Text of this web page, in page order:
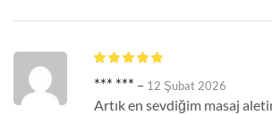
*** *** – 12 Şubat 2026
Artık en sevdiğim masaj